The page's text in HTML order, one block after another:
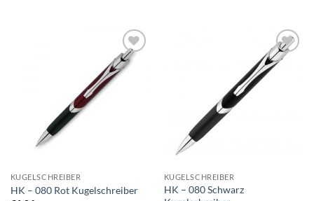
Auf die
Merkliste
KUGELSCHREIBER
HK – 080 Rot Kugelschreiber
Auf die
Merkliste
KUGELSCHREIBER
HK – 080 Schwarz